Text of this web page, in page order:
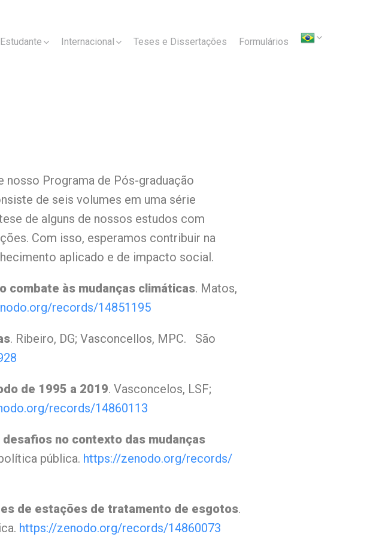
Estudante Internacional Teses e Dissertações Formulários
Programa de Pós-graduação
de seis volumes em uma série
de alguns de nossos estudos com
Com isso, esperamos contribuir na
aplicado e de impacto social.
combate às mudanças climáticas. Matos,
records/14851195
. Ribeiro, DG; Vasconcellos, MPC. São
de 1995 a 2019. Vasconcelos, LSF;
records/14860113
no contexto das mudanças
pública. https://zenodo.org/records/
de estações de tratamento de esgotos.
https://zenodo.org/records/14860073